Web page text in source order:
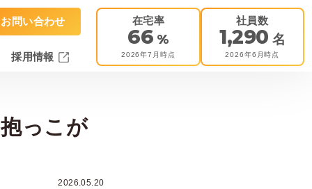
お問い合わせ
採用情報
在宅率
66 %
2026年7月時点
社員数
1,290 名
2026年6月時点
っこが
2026.05.20